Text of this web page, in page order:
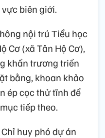
biên giới.
nội trú Tiểu học
Cơ (xã Tân Hộ Cơ),
khẩn trương triển
bằng, khoan khảo
ép cọc thử tĩnh để
tiếp theo.
huy phó dự án